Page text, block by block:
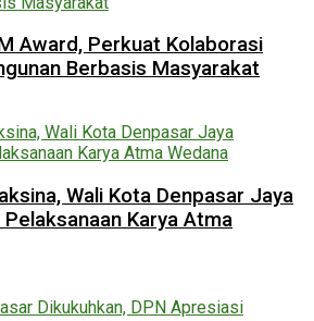
Award, Perkuat Kolaborasi
Berbasis Masyarakat
Wali Kota Denpasar Jaya
Karya Atma